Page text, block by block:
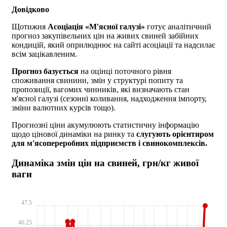
Довідково
Щотижня Асоціація «М'ясної галузі» готує аналітичний
прогноз закупівельних цін на живих свиней забійних
кондицій, який оприлюднює на сайті асоціації та надсилає
всім зацікавленим.
Прогноз базується на оцінці поточного рівня
споживання свинини, змін у структурі попиту та
пропозиції, вагомих чинників, які визначають стан
м'ясної галузі (сезонні коливання, надходження імпорту,
зміни валютних курсів тощо).
Прогнозні ціни акумулюють статистичну інформацію
щодо цінової динаміки на ринку та слугують орієнтиром
для м'ясопереробних підприємств і свинокомплексів.
Динаміка змін цін на свиней, грн/кг живої
ваги
46.25
47.5